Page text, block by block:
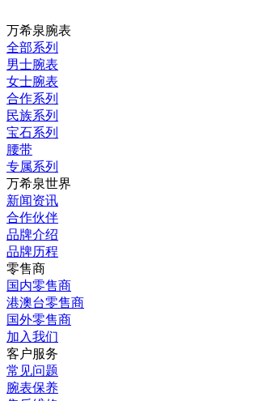
万希泉腕表
全部系列
男士腕表
女士腕表
合作系列
民族系列
宝石系列
腰带
专属系列
万希泉世界
新闻资讯
合作伙伴
品牌介绍
品牌历程
零售商
国内零售商
港澳台零售商
国外零售商
加入我们
客户服务
常见问题
腕表保养